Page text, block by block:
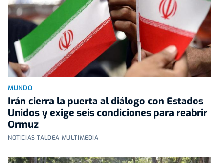
MUNDO
Irán cierra la puerta al diálogo con Estados
Unidos y exige seis condiciones para reabrir
Ormuz
NOTICIAS TALDEA MULTIMEDIA